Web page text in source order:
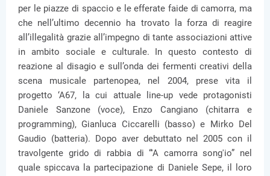
per le piazze di spaccio e le efferate faide di camorra, ma
che nell’ultimo decennio ha trovato la forza di reagire
all’illegalità grazie all’impegno di tante associazioni attive
in ambito sociale e culturale. In questo contesto di
reazione al disagio e sull’onda dei fermenti creativi della
scena musicale partenopea, nel 2004, prese vita il
progetto ‘A67, la cui attuale line-up vede protagonisti
Daniele Sanzone (voce), Enzo Cangiano (chitarra e
programming), Gianluca Ciccarelli (basso) e Mirko Del
Gaudio (batteria). Dopo aver debuttato nel 2005 con il
travolgente grido di rabbia di “'A camorra song'io” nel
quale spiccava la partecipazione di Daniele Sepe, il loro